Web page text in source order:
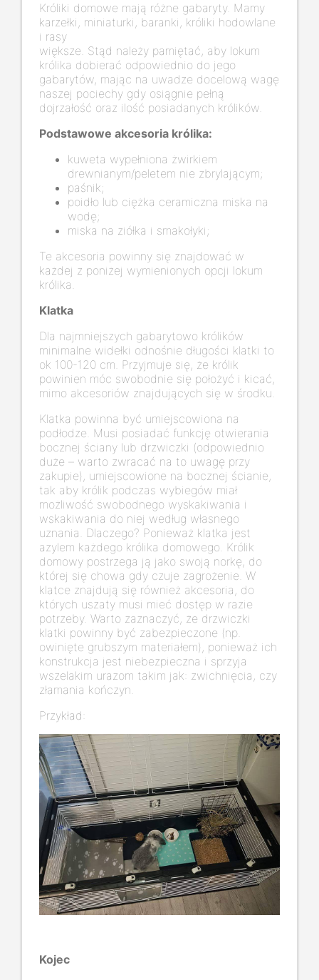
Króliki domowe mają różne gabaryty. Mamy
karzełki, miniaturki, baranki, króliki hodowlane
i rasy
większe. Stąd należy pamiętać, aby lokum
królika dobierać odpowiednio do jego
gabarytów, mając na uwadze docelową wagę
naszej pociechy gdy osiągnie pełną
dojrzałość oraz ilość posiadanych królików.
Podstawowe akcesoria królika:
kuweta wypełniona żwirkiem
drewnianym/peletem nie zbrylającym;
paśnik;
poidło lub ciężka ceramiczna miska na
wodę;
miska na ziółka i smakołyki;
Te akcesoria powinny się znajdować w
każdej z poniżej wymienionych opcji lokum
królika.
Klatka
Dla najmniejszych gabarytowo królików
minimalne widełki odnośnie długości klatki to
ok 100-120 cm. Przyjmuje się, że królik
powinien móc swobodnie się położyć i kicać,
mimo akcesoriów znajdujących się w środku.
Klatka powinna być umiejscowiona na
podłodze. Musi posiadać funkcję otwierania
bocznej ściany lub drzwiczki (odpowiednio
duże – warto zwracać na to uwagę przy
zakupie), umiejscowione na bocznej ścianie,
tak aby królik podczas wybiegów miał
możliwość swobodnego wyskakiwania i
wskakiwania do niej według własnego
uznania. Dlaczego? Ponieważ klatka jest
azylem każdego królika domowego. Królik
domowy postrzega ją jako swoją norkę, do
której się chowa gdy czuje zagrożenie. W
klatce znajdują się również akcesoria, do
których uszaty musi mieć dostęp w razie
potrzeby. Warto zaznaczyć, że drzwiczki
klatki powinny być zabezpieczone (np.
owinięte grubszym materiałem), ponieważ ich
konstrukcja jest niebezpieczna i sprzyja
wszelakim urazom takim jak: zwichnięcia, czy
złamania kończyn.
Przykład:
Kojec